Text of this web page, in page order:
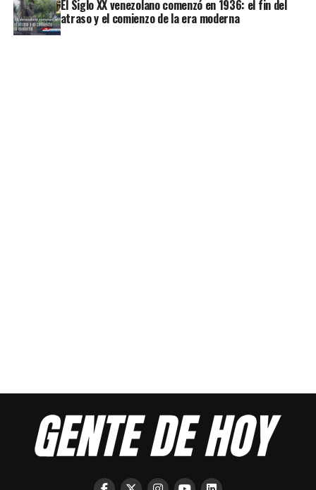
El Siglo XX venezolano comenzó en 1936: el fin del
atraso y el comienzo de la era moderna